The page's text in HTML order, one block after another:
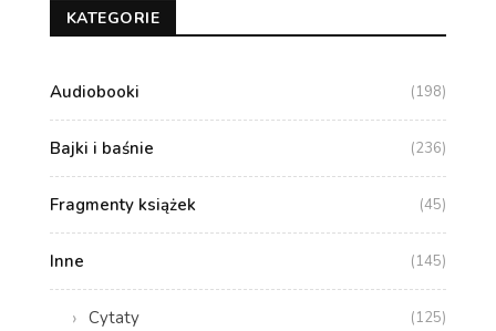
KATEGORIE
Audiobooki (198)
Bajki i baśnie (236)
Fragmenty książek (45)
Inne (145)
Cytaty (125)